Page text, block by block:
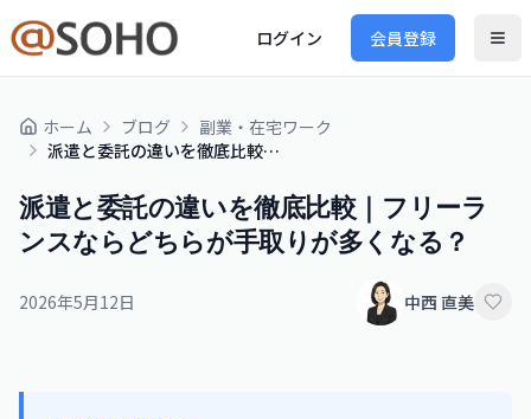
ログイン 会員登録
ホーム ブログ
副業・在宅ワーク
派遣と委託の違いを徹底比較｜フリーランスならどちらが手取りが多くなる？
派遣と委託の違いを徹底比較｜フリーラ
ンスならどちらが手取りが多くなる？
2026年5月12日 中西 直美